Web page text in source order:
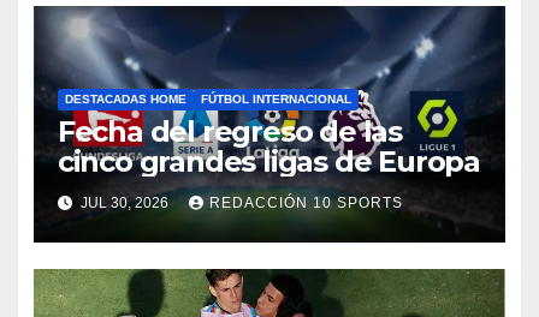
DESTACADAS HOME FÚTBOL INTERNACIONAL
Fecha del regreso de las
cinco grandes ligas de Europa
JUL 30, 2026 REDACCIÓN 10 SPORTS